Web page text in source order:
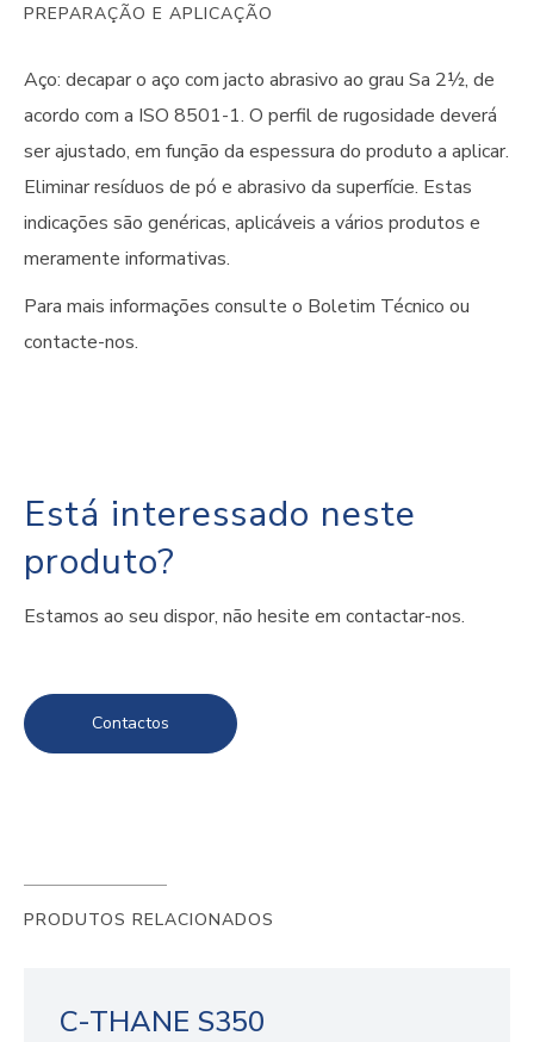
PREPARAÇÃO E APLICAÇÃO
Aço: decapar o aço com jacto abrasivo ao grau Sa 2½, de
acordo com a ISO 8501-1. O perfil de rugosidade deverá
ser ajustado, em função da espessura do produto a aplicar.
Eliminar resíduos de pó e abrasivo da superfície. Estas
indicações são genéricas, aplicáveis a vários produtos e
meramente informativas.
Para mais informações consulte o Boletim Técnico ou
contacte-nos.
Está interessado neste
produto?
Estamos ao seu dispor, não hesite em contactar-nos.
Contactos
PRODUTOS RELACIONADOS
C-THANE S350